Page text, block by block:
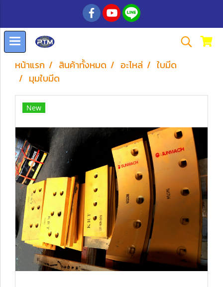
หน้าแรก สินค้าทั้งหมด อะไหล่
ใบมีด
มุมใบมีด
New